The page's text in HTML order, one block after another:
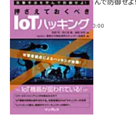
ハッキング
2022年6月14日 0:00